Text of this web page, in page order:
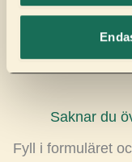
Saknar du
Fyll i formuläret